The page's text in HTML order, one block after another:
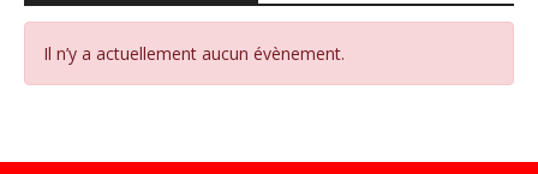
Il n’y a actuellement aucun évènement.